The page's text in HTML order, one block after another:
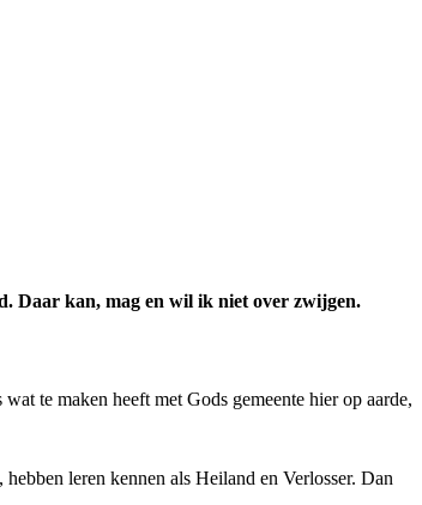
Daar kan, mag en wil ik niet over zwijgen.
te maken heeft met Gods gemeente hier op aarde,
leren kennen als Heiland en Verlosser. Dan